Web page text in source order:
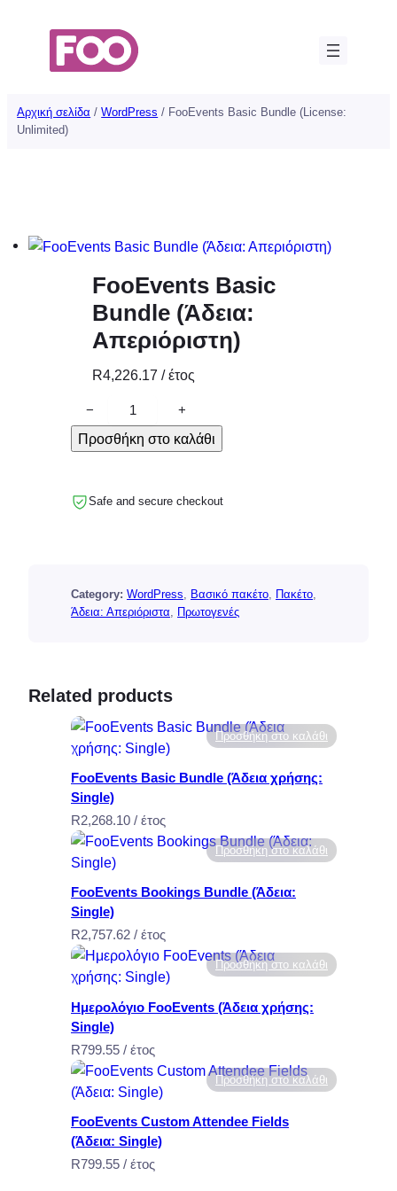
περιεχόμενο
Αρχική σελίδα /WordPress / FooEvents Basic Bundle (License:
Unlimited)
FooEvents Basic
Bundle (Άδεια:
Απεριόριστη)
R4,226.17 / έτος
o
o
e
B
a
B
u
n
l
e
(
i
c
e
n
s
e
:
U
n
l
i
i
t
e
− +
Προσθήκη στο καλάθι
Safe and secure checkout
Category: WordPress, Βασικό πακέτο, Πακέτο
Άδεια: Απεριόριστα, Πρωτογενές
Related products
Προσθήκη στο καλάθι
FooEvents Basic Bundle (Άδεια χρήσης:
Single)
R2,268.10 / έτος
Προσθήκη στο καλάθι
FooEvents Bookings Bundle (Άδεια:
Single)
R2,757.62 / έτος
Προσθήκη στο καλάθι
Ημερολόγιο FooEvents (Άδεια χρήσης:
Single)
R799.55 / έτος
Προσθήκη στο καλάθι
FooEvents Custom Attendee Fields
(Άδεια: Single)
R799.55 / έτος